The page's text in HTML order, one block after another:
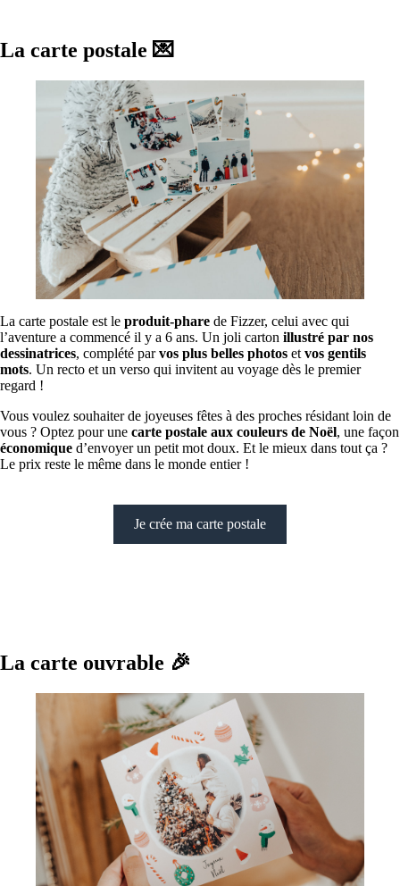
La carte postale 💌
La carte postale est le produit-phare de Fizzer, celui avec qui
l’aventure a commencé il y a 6 ans. Un joli carton illustré par nos
dessinatrices, complété parvos plus belles photos etvos gentils
mots. Un recto et un verso qui invitent au voyage dès le premier
regard !
Vous voulez souhaiter de joyeuses fêtes à des proches résidant loin de
vous ? Optez pour une carte postale aux couleurs de Noël, une façon
économique d’envoyer un petit mot doux. Et le mieux dans tout ça ?
Le prix reste le même dans le monde entier !
Je crée ma carte postale
La carte ouvrable 🎉